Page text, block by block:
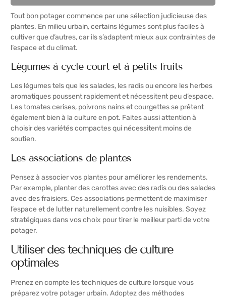
Tout bon potager commence par une sélection judicieuse des
plantes. En milieu urbain, certains légumes sont plus faciles à
cultiver que d’autres, car ils s’adaptent mieux aux contraintes de
l’espace et du climat.
Légumes à cycle court et à petits fruits
Les légumes tels que les salades, les radis ou encore les herbes
aromatiques poussent rapidement et nécessitent peu d’espace.
Les tomates cerises, poivrons nains et courgettes se prêtent
également bien à la culture en pot. Faites aussi attention à
choisir des variétés compactes qui nécessitent moins de
soutien.
Les associations de plantes
Pensez à associer vos plantes pour améliorer les rendements.
Par exemple, planter des carottes avec des radis ou des salades
avec des fraisiers. Ces associations permettent de maximiser
l’espace et de lutter naturellement contre les nuisibles. Soyez
stratégiques dans vos choix pour tirer le meilleur parti de votre
potager.
Utiliser des techniques de culture
optimales
Prenez en compte les techniques de culture lorsque vous
préparez votre potager urbain. Adoptez des méthodes